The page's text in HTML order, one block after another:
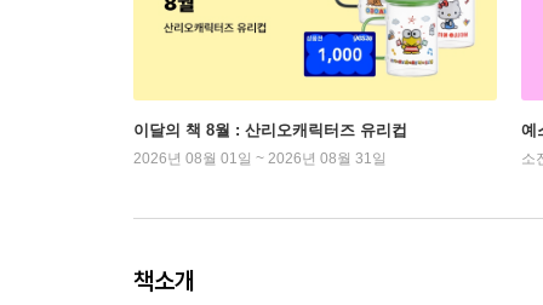
이달의 책 8월 : 산리오캐릭터즈 유리컵
2026년 08월 01일 ~ 2026년 08월 31일
예
소
책소개